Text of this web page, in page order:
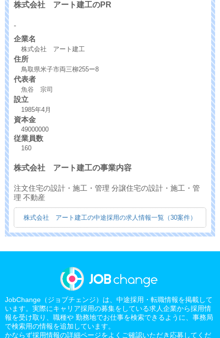
株式会社 アート建工のPR
-
企業名
株式会社 アート建工
住所
鳥取県米子市両三柳255ー8
代表者
魚谷 宗司
設立
1985年4月
資本金
49000000
従業員数
160
株式会社 アート建工の事業内容
注文住宅の設計・施工・管理 分譲住宅の設計・施工・管
理 不動産
株式会社 アート建工の中途採用の求人情報一覧（30案件）
JobChange（ジョブチェンジ）は、中途採用・転職情報を掲載して
います。実際にキャリア採用の募集をしている求人企業から採用情
報を受け取り、職種や 勤務地でお仕事を検索できるように、事務局
で検索用の情報を追加しています。
かならず採用情報の詳細ページをよくご確認いただき応募してくだ